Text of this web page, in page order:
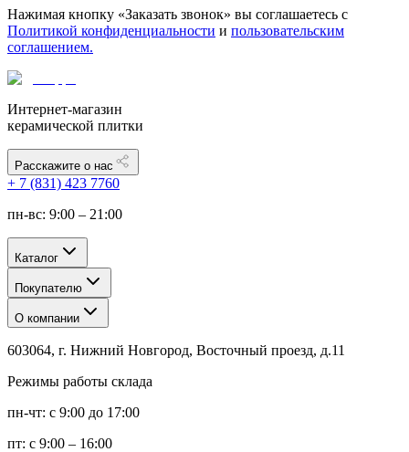
Нажимая кнопку «Заказать звонок» вы соглашаетесь с
Политикой конфиденциальности и пользовательским
соглашением.
Интернет-магазин
керамической плитки
Расскажите о нас
+ 7 (831) 423 7760
пн-вс: 9:00 – 21:00
Каталог
Покупателю
О компании
603064, г. Нижний Новгород, Восточный проезд, д.11
Режимы работы склада
пн-чт: с 9:00 до 17:00
пт: с 9:00 – 16:00